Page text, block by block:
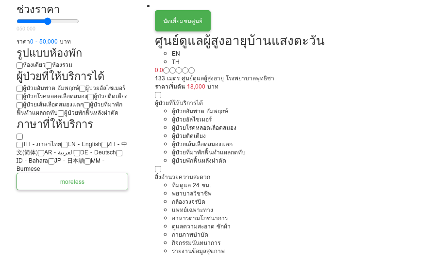
นัดเยี่ยมชมศูนย์
ศูนย์ดูแลผู้สูงอายุบ้านแสงตะวัน
EN
TH
0.0
133 เมตร ศูนย์ดูแลผู้สูงอายุ โรงพยาบาลพุทธิชา
ราคาเริ่มต้น 18,000 บาท
ผู้ป่วยที่ให้บริการได้
ผู้ป่วยอัมพาต อัมพฤกษ์
ผู้ป่วยอัลไซเมอร์
ผู้ป่วยโรคหลอดเลือดสมอง
ผู้ป่วยติดเตียง
ผู้ป่วยเส้นเลือดสมองแตก
ผู้ป่วยที่มาพักฟื้นทำแผลกดทับ
ผู้ป่วยพักฟื้นหลังผ่าตัด
สิ่งอำนวยความสะดวก
ทีมดูแล 24 ชม.
พยาบาลวิชาชีพ
กล้องวงจรปิด
แพทย์เฉพาะทาง
อาหารตามโภชนาการ
ดูแลความสะอาด ซักผ้า
กายภาพบำบัด
กิจกรรมนันทนาการ
รายงานข้อมูลสุขภาพ
ช่วงราคา
050,000
ราคา0 - 50,000 บาท
รูปแบบห้องพัก
ห้องเดียว ห้องรวม
ผู้ป่วยที่ให้บริการได้
ผู้ป่วยอัมพาต อัมพฤกษ์
ผู้ป่วยอัลไซเมอร์
ผู้ป่วยโรคหลอดเลือดสมอง
ผู้ป่วยติดเตียง
ผู้ป่วยเส้นเลือดสมองแตก
ผู้ป่วยที่มาพัก
ฟื้นทำแผลกดทับ
ผู้ป่วยพักฟื้นหลังผ่าตัด
ภาษาที่ให้บริการ
TH - ‏ภาษาไทย EN - English
ZH - 中
文(简体)
‏AR - ‏العربية‏
DE - Deutsch
ID - Bahara
JP - 日本語
MM -
Burmese
moreless